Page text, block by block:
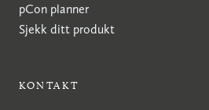
pCon planner
Sjekk ditt produkt
KONTAKT